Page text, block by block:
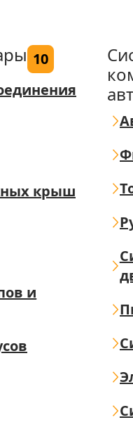
10
крыш
и